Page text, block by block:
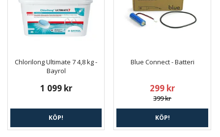
Chlorilong Ultimate 7 4,8 kg -
Bayrol
1 099 kr
KÖP!
Blue Connect - Batteri
299 kr
399 kr
KÖP!